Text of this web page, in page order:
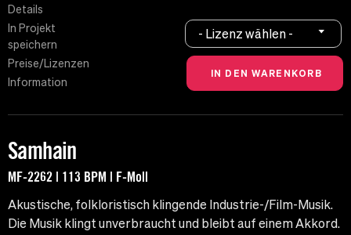
Details
In Projekt
speichern
Preise/Lizenzen
Information
- Lizenz wählen -
Samhain
MF-2262 | 113 BPM | F-Moll
Akustische, folkloristisch klingende Industrie-/Film-Musik.
Die Musik klingt unverbraucht und bleibt auf einem Akkord.